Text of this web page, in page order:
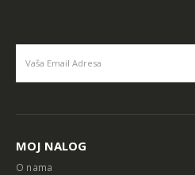
MOJ NALOG
O nama